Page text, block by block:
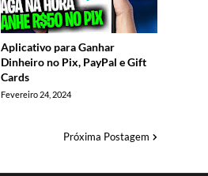
Aplicativo para Ganhar
Dinheiro no Pix, PayPal e Gift
Cards
Fevereiro 24, 2024
Próxima Postagem